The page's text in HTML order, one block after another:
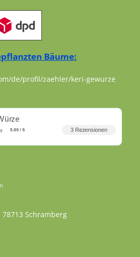
Bäume:
de/profil/zaehler/keri-gewurze
5.00 / 5 3 Rezensionen
Schramberg